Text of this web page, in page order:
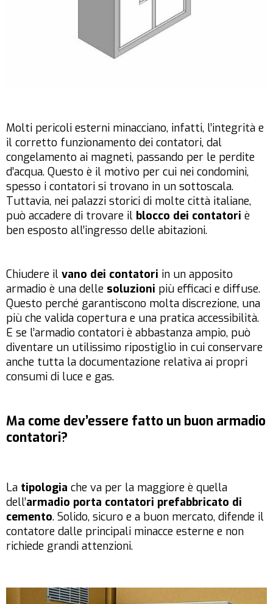
Molti pericoli esterni minacciano, infatti, l’integrità e
il corretto funzionamento dei contatori, dal
congelamento ai magneti, passando per le perdite
d’acqua. Questo è il motivo per cui nei condomini,
spesso i contatori si trovano in un sottoscala.
Tuttavia, nei palazzi storici di molte città italiane,
può accadere di trovare il blocco dei contatori è
ben esposto all’ingresso delle abitazioni.
Chiudere il vano dei contatori in un apposito
armadio è una delle soluzioni più efficaci e diffuse.
Questo perché garantiscono molta discrezione, una
più che valida copertura e una pratica accessibilità.
E se l’armadio contatori è abbastanza ampio, può
diventare un utilissimo ripostiglio in cui conservare
anche tutta la documentazione relativa ai propri
consumi di luce e gas.
Ma come dev’essere fatto un buon armadio
contatori?
La tipologia che va per la maggiore è quella
dell’armadio porta contatori prefabbricato di
cemento. Solido, sicuro e a buon mercato, difende il
contatore dalle principali minacce esterne e non
richiede grandi attenzioni.